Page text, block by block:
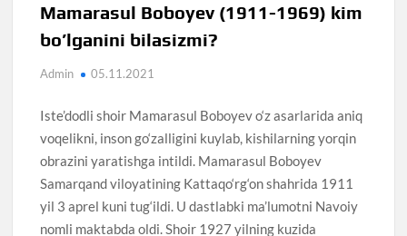
Mamarasul Boboyev (1911-1969) kim
bo’lganini bilasizmi?
Admin 05.11.2021
Iste’dodli shoir Mamarasul Boboyev o‘z asarlarida aniq
voqelikni, inson go‘zalligini kuylab, kishilarning yorqin
obrazini yaratishga intildi. Mamarasul Boboyev
Samarqand viloyatining Kattaqo‘rg‘on shahrida 1911
yil 3 aprel kuni tug‘ildi. U dastlabki ma’lumotni Navoiy
nomli maktabda oldi. Shoir 1927 yilning kuzida